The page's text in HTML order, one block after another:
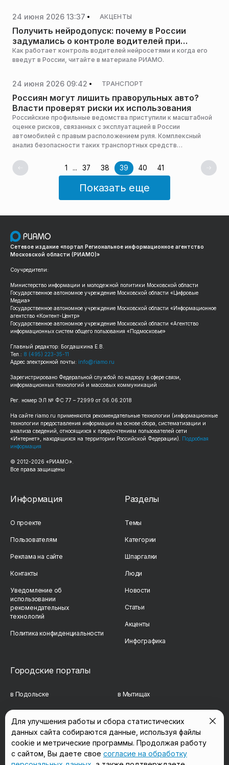
24 июня 2026 13:37 АКЦЕНТЫ
Получить нейродопуск: почему в России
задумались о контроле водителей при
помощи ИИ
Как работает контроль водителей нейросетями и когда его
введут в России, читайте в материале РИАМО.
24 июня 2026 09:42 ТРАНСПОРТ
Россиян могут лишить праворульных авто?
Власти проверят риски их использования
Российские профильные ведомства приступили к масштабной
оценке рисков, связанных с эксплуатацией в России
автомобилей с правым расположением руля. Комплексный
анализ безопасности таких транспортных средств
экспертами ФГУП «НАМИ», сообщает РИА Новости.
1 ... 37 38 39 40 41
Показать еще
Сетевое издание «портал Региональное информационное агентство
Московской области (РИАМО)»
Соучредители:
Министерство информации и молодежной политики Московской области
Государственное автономное учреждение Московской области «Цифровые
Медиа»
Государственное автономное учреждение Московской области «Информационное
агентство «Контент-Центр»
Государственное автономное учреждение Московской области «Агентство
информационных систем общего пользования «Подмосковье»
Главный редактор: Богдашкина Е.В.
Тел.: 8 (495) 223-35-11
Адрес электронной почты: info@riamo.ru
Зарегистрировано Федеральной службой по надзору в сфере связи,
информационных технологий и массовых коммуникаций
Рег. номер ЭЛ № ФС 77 – 72999 от 06.06.2018
На сайте riamo.ru применяются рекомендательные технологии (информационные
технологии предоставления информации на основе сбора, систематизации и
анализа сведений, относящихся к предпочтениям пользователей сети
«Интернет», находящихся на территории Российской Федерации). Подробная
информация
© 2012-2026 «РИАМО».
Все права защищены
Информация
О проекте
Пользователям
Реклама на сайте
Контакты
Уведомление об
использовании
рекомендательных
технологий
Политика конфиденциальности
Разделы
Темы
Категории
Шпаргалки
Люди
Новости
Статьи
Акценты
Инфографика
Городские порталы
в Подольске в Мытищах
в Сергиевом Посаде в Люберцах
в Красногорске в Королёве
Для улучшения работы и сбора статистических
данных сайта собираются данные, используя файлы
cookie и метрические программы. Продолжая работу
с сайтом, Вы даете свое согласие на обработку